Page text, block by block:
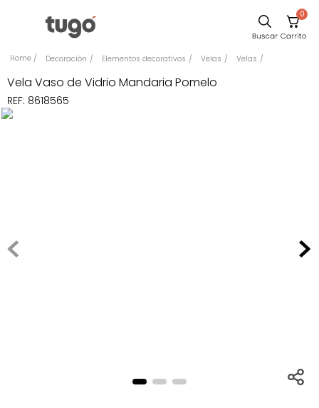
0
Decoración Elementos decorativos Velas Velas
Vela Vaso de Vidrio Mandaria Pomelo
REF: 8618565
Comedor
Escritorio